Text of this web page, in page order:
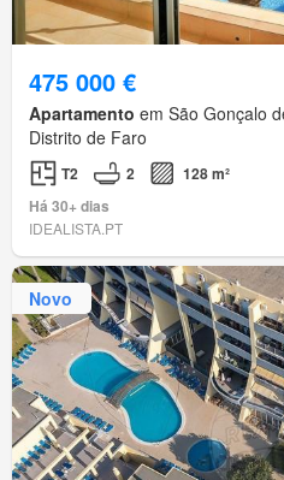
475 000 €
Apartamento em São Gonçalo
Distrito de Faro
T2 2
128 m²
Há 30+ dias
IDEALISTA.PT
Novo